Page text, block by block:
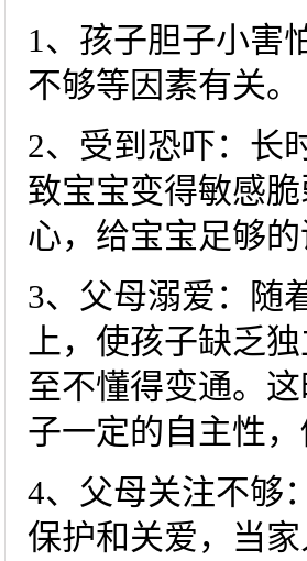
1、孩子胆子小害
不够等因素有关。
2、受到恐吓：长
致宝宝变得敏感
心，给宝宝足够
3、父母溺爱：随
上，使孩子缺乏
至不懂得变通。
子一定的自主性
4、父母关注不够
保护和关爱，当